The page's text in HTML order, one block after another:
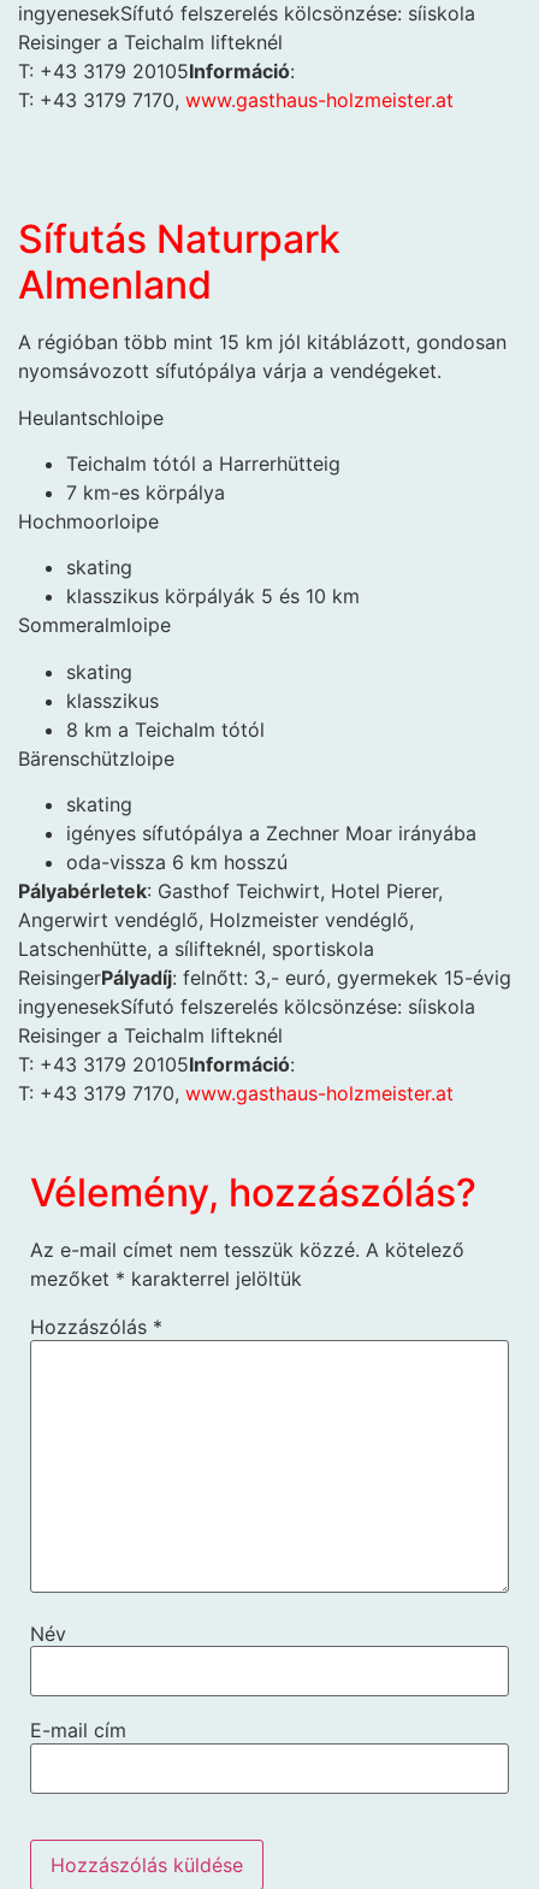
ingyenesekSífutó felszerelés kölcsönzése: síiskola
Reisinger a Teichalm lifteknél
T: +43 3179 20105Információ:
T: +43 3179 7170, www.gasthaus-holzmeister.at
Sífutás Naturpark
Almenland
A régióban több mint 15 km jól kitáblázott, gondosan
nyomsávozott sífutópálya várja a vendégeket.
Heulantschloipe
Teichalm tótól a Harrerhütteig
7 km-es körpálya
Hochmoorloipe
skating
klasszikus körpályák 5 és 10 km
Sommeralmloipe
skating
klasszikus
8 km a Teichalm tótól
Bärenschützloipe
skating
igényes sífutópálya a Zechner Moar irányába
oda-vissza 6 km hosszú
Pályabérletek: Gasthof Teichwirt, Hotel Pierer,
Angerwirt vendéglő, Holzmeister vendéglő,
Latschenhütte, a sílifteknél, sportiskola
ReisingerPályadíj: felnőtt: 3,- euró, gyermekek 15-évig
ingyenesekSífutó felszerelés kölcsönzése: síiskola
Reisinger a Teichalm lifteknél
T: +43 3179 20105Információ:
T: +43 3179 7170, www.gasthaus-holzmeister.at
Vélemény, hozzászólás?
Az e-mail címet nem tesszük közzé. A kötelező
mezőket * karakterrel jelöltük
Hozzászólás *
Név
E-mail cím